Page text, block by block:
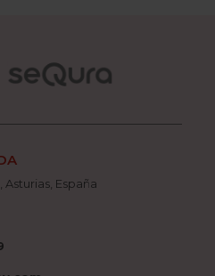
Asturias, España